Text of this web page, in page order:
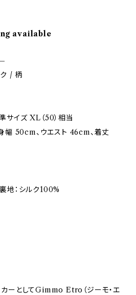
available
/ 柄
イズ XL（50）相当
幅 50cm、ウエスト 46cm、着丈
地：シルク100%
カーとしてGimmo Etro（ジーモ・エ